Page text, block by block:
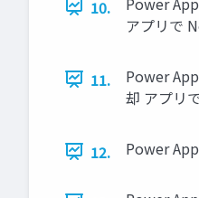
10.
アプリで
11.
Power
却 アプリ
12. Power